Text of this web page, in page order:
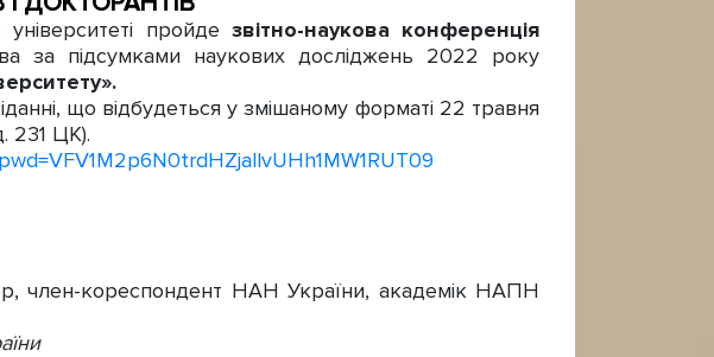
пройде звітно-наукова конференція
за підсумками наукових досліджень 2022 року
що відбудеться у змішаному форматі 22 травня
231 ЦК).
член-кореспондент НАН України, академік НАПН